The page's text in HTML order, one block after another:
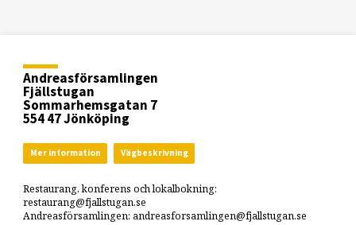
Andreasförsamlingen
Fjällstugan
Sommarhemsgatan 7
554 47 Jönköping
Mer information Vägbeskrivning
Restaurang, konferens och lokalbokning:
restaurang@fjallstugan.se
Andreasförsamlingen: andreasforsamlingen@fjallstugan.se